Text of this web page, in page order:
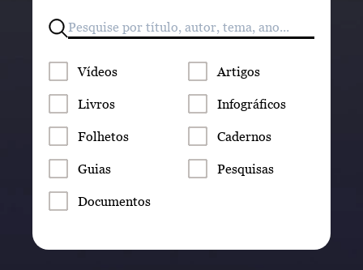
Vídeos Artigos
Livros Infográficos
Folhetos Cadernos
Guias Pesquisas
Documentos